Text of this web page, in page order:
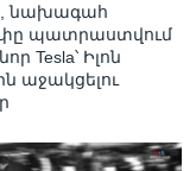
նախագահ
պատրաստվում
Tesla՝ Իլոն
աջակցելու